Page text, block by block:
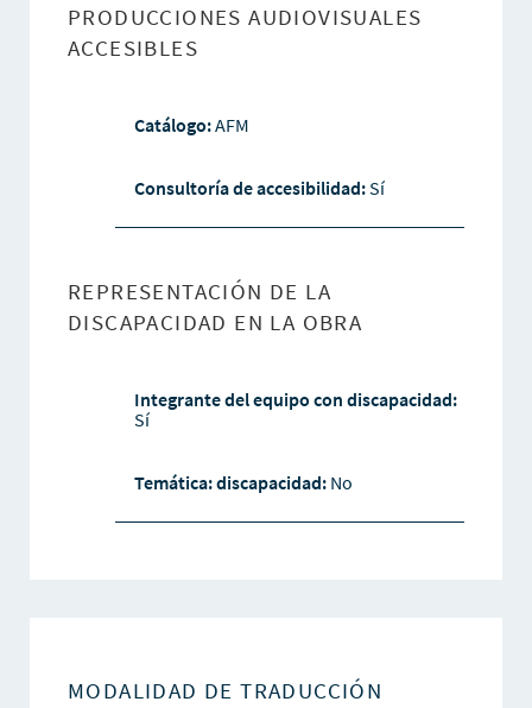
PRODUCCIONES AUDIOVISUALES
ACCESIBLES
Catálogo:AFM
Consultoría de accesibilidad:Sí
REPRESENTACIÓN DE LA
DISCAPACIDAD EN LA OBRA
Integrante del equipo con discapacidad:
Sí
Temática: discapacidad: No
MODALIDAD DE TRADUCCIÓN